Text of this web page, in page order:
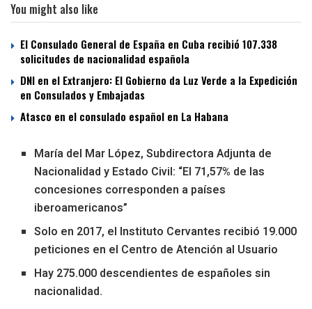
You might also like
El Consulado General de España en Cuba recibió 107.338
solicitudes de nacionalidad española
DNI en el Extranjero: El Gobierno da Luz Verde a la Expedición
en Consulados y Embajadas
Atasco en el consulado español en La Habana
María del Mar López, Subdirectora Adjunta de
Nacionalidad y Estado Civil: “El 71,57% de las
concesiones corresponden a países
iberoamericanos”
Solo en 2017, el Instituto Cervantes recibió 19.000
peticiones en el Centro de Atención al Usuario
Hay 275.000 descendientes de españoles sin
nacionalidad.